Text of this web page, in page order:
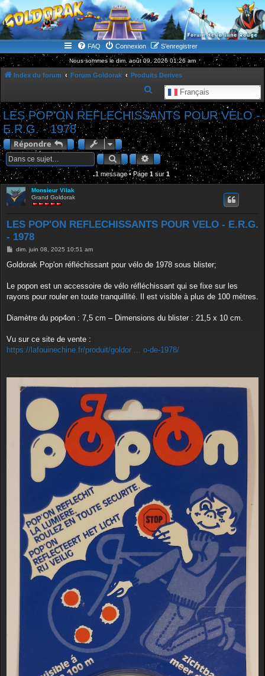
WWW.GOLDORAKGO.COM
le site de la Lune Rouge
FAQ Connexion S’enregistrer
Nous sommes le dim. août 09, 2026 01:26 am
Index du forum Forum Goldorak Produits Derives
Français
e
c
r
c
LES POP'ON REFLECHISSANTS POUR VELO -
E.R.G. - 1978
Répondre
RechercherRecherche avancée
1 message • Page 1 sur 1
Monsieur Vilak
Grand Goldorak
LES POP'ON REFLECHISSANTS POUR VELO - E.R.G.
- 1978
M
s
g
dim. juin 08, 2025 10:51 am
Goldorak Pop'on réfléchissant pour vélo de 1978 sous blister;
Le popon est un accessoire de vélo réfléchissant qui se fixe sur les
rayons pour rouler en toute tranquillité. Il est visible à plus de 100 mètres.
Diamètre du pop4on : 7,5 cm – Dimensions du blister : 21,5 x 10 cm.
Vu sur ce site de vente :
https://lafouinechine.fr/produit/goldor ... o-de-1978/